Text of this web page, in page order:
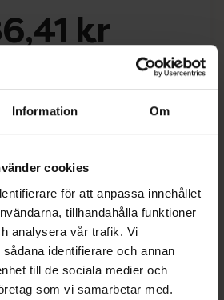
Information Om
cookies
för att anpassa innehållet
tillhandahålla funktioner
analysera vår trafik. Vi
identifierare och annan
till de sociala medier och
som vi samarbetar med.
kr
via ditt recept
Dölj
innan